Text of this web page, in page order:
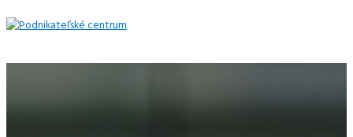
Preskočiť
na
Menu